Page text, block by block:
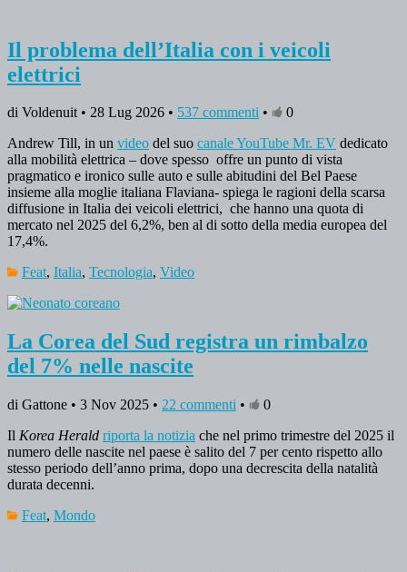
Il problema dell’Italia con i veicoli
elettrici
di Voldenuit • 28 Lug 2026 • 537 commenti •
0
Andrew Till, in un video del suo canale YouTube Mr. EV dedicato
alla mobilità elettrica – dove spesso offre un punto di vista
pragmatico e ironico sulle auto e sulle abitudini del Bel Paese
insieme alla moglie italiana Flaviana- spiega le ragioni della scarsa
diffusione in Italia dei veicoli elettrici, che hanno una quota di
mercato nel 2025 del 6,2%, ben al di sotto della media europea del
17,4%.
Feat, Italia, Tecnologia, Video
La Corea del Sud registra un rimbalzo
del 7% nelle nascite
di Gattone • 3 Nov 2025 • 22 commenti •
0
Il Korea Herald riporta la notizia che nel primo trimestre del 2025 il
numero delle nascite nel paese è salito del 7 per cento rispetto allo
stesso periodo dell’anno prima, dopo una decrescita della natalità
durata decenni.
Feat, Mondo